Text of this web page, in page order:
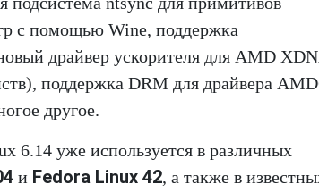
с помощью Wine, поддержка
драйвер ускорителя для AMD
поддержка DRM для драйвера
другое.
6.14 уже используется в различных
и Fedora Linux 42, а также в